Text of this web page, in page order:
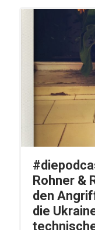
Rohner &
den
die